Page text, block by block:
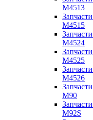
M4513
M4515
M4524
M4525
M4526
M90
M92S